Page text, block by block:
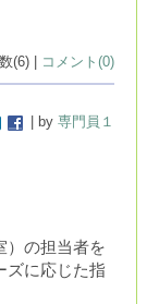
(6) | コメント(0)
| by 専門員１
の担当者を
ズに応じた指